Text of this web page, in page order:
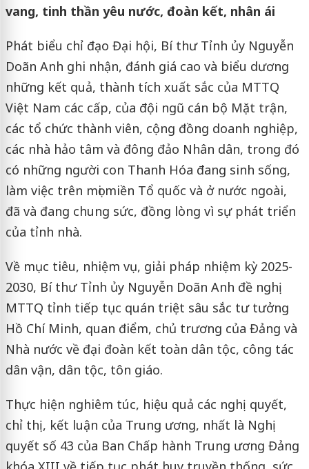
vang, tinh thần yêu nước, đoàn kết, nhân ái
Phát biểu chỉ đạo Đại hội, Bí thư Tỉnh ủy Nguyễn
Doãn Anh ghi nhận, đánh giá cao và biểu dương
những kết quả, thành tích xuất sắc của MTTQ
Việt Nam các cấp, của đội ngũ cán bộ Mặt trận,
các tổ chức thành viên, cộng đồng doanh nghiệp,
các nhà hảo tâm và đông đảo Nhân dân, trong đó
có những người con Thanh Hóa đang sinh sống,
làm việc trên mọi miền Tổ quốc và ở nước ngoài,
đã và đang chung sức, đồng lòng vì sự phát triển
của tỉnh nhà.
Về mục tiêu, nhiệm vụ, giải pháp nhiệm kỳ 2025-
2030, Bí thư Tỉnh ủy Nguyễn Doãn Anh đề nghị
MTTQ tỉnh tiếp tục quán triệt sâu sắc tư tưởng
Hồ Chí Minh, quan điểm, chủ trương của Đảng và
Nhà nước về đại đoàn kết toàn dân tộc, công tác
dân vận, dân tộc, tôn giáo.
Thực hiện nghiêm túc, hiệu quả các nghị quyết,
chỉ thị, kết luận của Trung ương, nhất là Nghị
quyết số 43 của Ban Chấp hành Trung ương Đảng